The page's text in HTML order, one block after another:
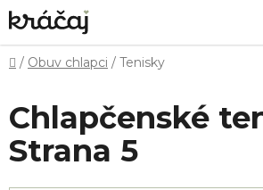
Prejsť
na
obsah
Domov
/ Obuv chlapci / Tenisky
Chlapčenské
Strana 5